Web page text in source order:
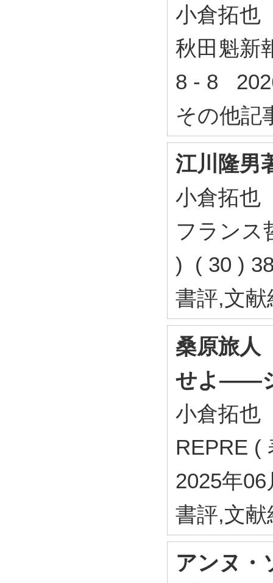
小倉拓也
秋田魁新
8 - 8
その他
江川隆男
小倉拓也
フランス
) ( 30 )
書評,文
桑原旅人
せよ――
小倉拓也
REPRE
2025年06
書評,文
アンヌ・